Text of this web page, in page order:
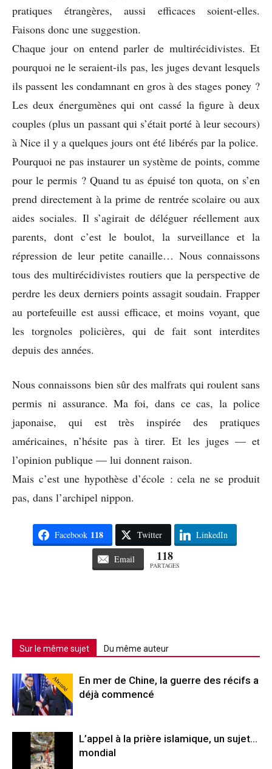
pratiques étrangères, aussi efficaces soient-elles.
Faisons donc une suggestion.
Chaque jour on entend parler de multirécidivistes. Et
pourquoi ne le seraient-ils pas, les juges devant lesquels
ils passent les condamnant en gros à des stages poney ?
Les deux énergumènes qui ont cassé la figure à deux
couples (plus un passant qui s’était porté à leur secours)
à Nice il y a quelques jours ont été libérés par la police.
Pourquoi ne pas instaurer un système de points, comme
pour le permis ? Quand tu as épuisé ton quota, on s’en
prend directement à la prime de rentrée scolaire ou aux
aides sociales. Il s’agirait de déléguer réellement aux
parents, dont c’est le boulot, la surveillance et la
répression de leur petite canaille… Nous connaissons
tous des multirécidivistes routiers que la perspective de
perdre les deux derniers points assagit soudain. Frapper
au portefeuille est aussi efficace, et moins voyant, que
les torgnoles policières, qui de fait sont interdites
depuis des années.
Nous connaissons bien sûr des malfrats qui roulent sans
permis ni assurance. Ma foi, dans ce cas, la police
japonaise, qui est très inspirée des pratiques
américaines, n’hésite pas à tirer. Et les juges — et
l’opinion publique — lui donnent raison.
Mais c’est une hypothèse d’école : cela ne se produit
pas, dans l’archipel nippon.
Facebook 118 Twitter LinkedIn
Email 118
PARTAGES
Sur le même sujet Du même auteur
Abonné
En mer de Chine, la guerre des récifs a
déjà commencé
L’appel à la prière islamique, un sujet…
mondial